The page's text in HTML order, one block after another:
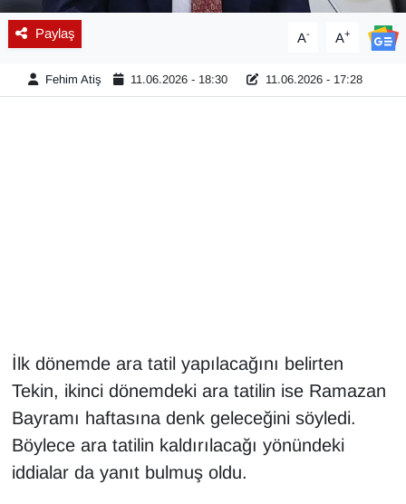
Paylaş A- A+
Fehim Atiş 11.06.2026 - 18:30 11.06.2026 - 17:28
İlk dönemde ara tatil yapılacağını belirten
Tekin, ikinci dönemdeki ara tatilin ise Ramazan
Bayramı haftasına denk geleceğini söyledi.
Böylece ara tatilin kaldırılacağı yönündeki
iddialar da yanıt bulmuş oldu.
Eleman
Emlak
İngilizce
Kadın
Kamu Alımları